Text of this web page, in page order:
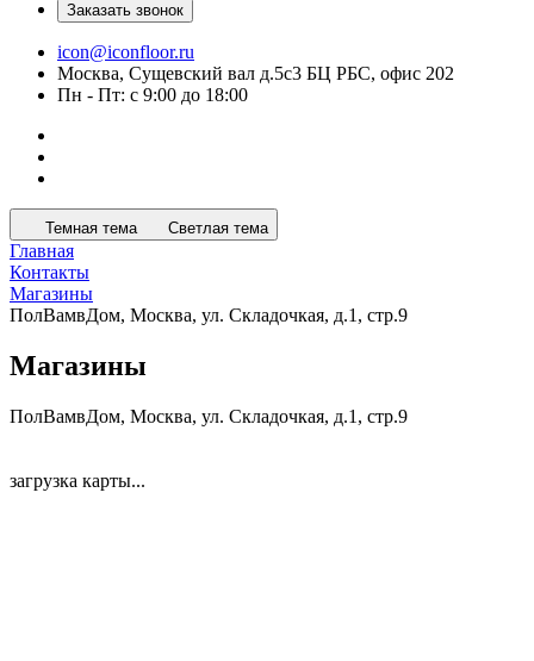
Заказать звонок
icon@iconfloor.ru
Москва, Сущевский вал д.5с3 БЦ РБС, офис 202
Пн - Пт: с 9:00 до 18:00
Темная тема Светлая тема
Главная
Контакты
Магазины
ПолВамвДом, Москва, ул. Складочкая, д.1, стр.9
Магазины
ПолВамвДом, Москва, ул. Складочкая, д.1, стр.9
загрузка карты...